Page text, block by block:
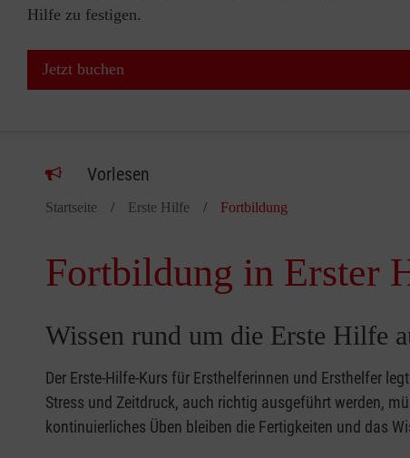
Hilfe zu festigen.
Jetzt buchen
Vorlesen
Startseite Erste Hilfe Fortbildung
Fortbildung in Erster
Wissen rund um die Erste Hilfe
Der Erste-Hilfe-Kurs für Ersthelferinnen und Ersthelfer
Stress und Zeitdruck, auch richtig ausgeführt werden,
kontinuierliches Üben bleiben die Fertigkeiten und das